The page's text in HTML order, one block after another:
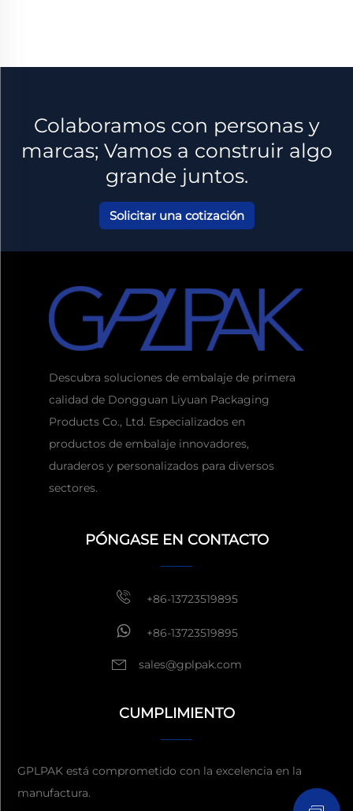
Colaboramos con personas y
marcas; Vamos a construir algo
grande juntos.
Solicitar una cotización
de 1 hora
Enviar consulta
Descubra soluciones de embalaje de primera
calidad de Dongguan Liyuan Packaging
Products Co., Ltd. Especializados en
productos de embalaje innovadores,
duraderos y personalizados para diversos
sectores.
PÓNGASE EN CONTACTO
+86-13723519895
+86-13723519895
sales@gplpak.com
CUMPLIMIENTO
GPLPAK está comprometido con la excelencia en la
manufactura.